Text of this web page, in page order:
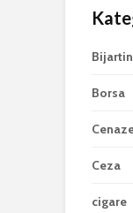
Borsa
Ceza
cigare